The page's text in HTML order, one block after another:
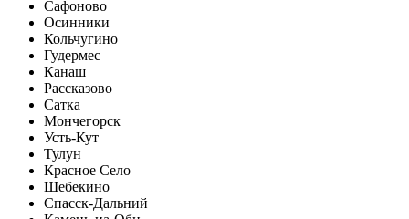
Сафоново
Осинники
Кольчугино
Гудермес
Канаш
Рассказово
Сатка
Мончегорск
Усть-Кут
Тулун
Красное Село
Шебекино
Спасск-Дальний